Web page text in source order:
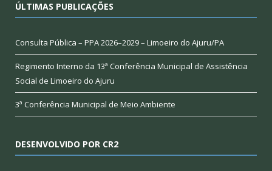
ÚLTIMAS PUBLICAÇÕES
Consulta Pública – PPA 2026–2029 – Limoeiro do Ajuru/PA
Regimento Interno da 13ª Conferência Municipal de Assistência
Social de Limoeiro do Ajuru
3ª Conferência Municipal de Meio Ambiente
DESENVOLVIDO POR CR2